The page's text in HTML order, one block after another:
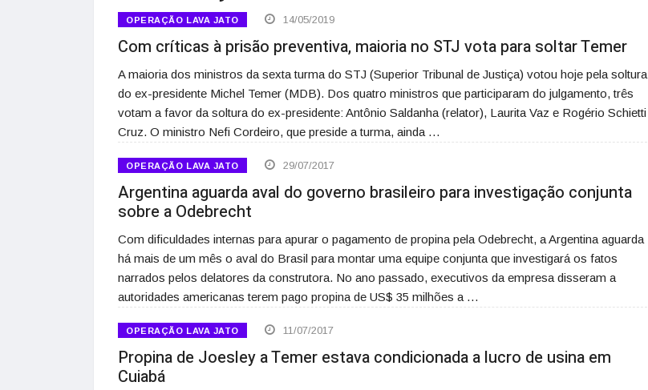
OPERAÇÃO LAVA JATO 14/05/2019
Com críticas à prisão preventiva, maioria no STJ vota para soltar Temer
A maioria dos ministros da sexta turma do STJ (Superior Tribunal de Justiça) votou hoje pela soltura
do ex-presidente Michel Temer (MDB). Dos quatro ministros que participaram do julgamento, três
votam a favor da soltura do ex-presidente: Antônio Saldanha (relator), Laurita Vaz e Rogério Schietti
Cruz. O ministro Nefi Cordeiro, que preside a turma, ainda …
OPERAÇÃO LAVA JATO 29/07/2017
Argentina aguarda aval do governo brasileiro para investigação conjunta
sobre a Odebrecht
Com dificuldades internas para apurar o pagamento de propina pela Odebrecht, a Argentina aguarda
há mais de um mês o aval do Brasil para montar uma equipe conjunta que investigará os fatos
narrados pelos delatores da construtora. No ano passado, executivos da empresa disseram a
autoridades americanas terem pago propina de US$ 35 milhões a …
OPERAÇÃO LAVA JATO 11/07/2017
Propina de Joesley a Temer estava condicionada a lucro de usina em
Cuiabá